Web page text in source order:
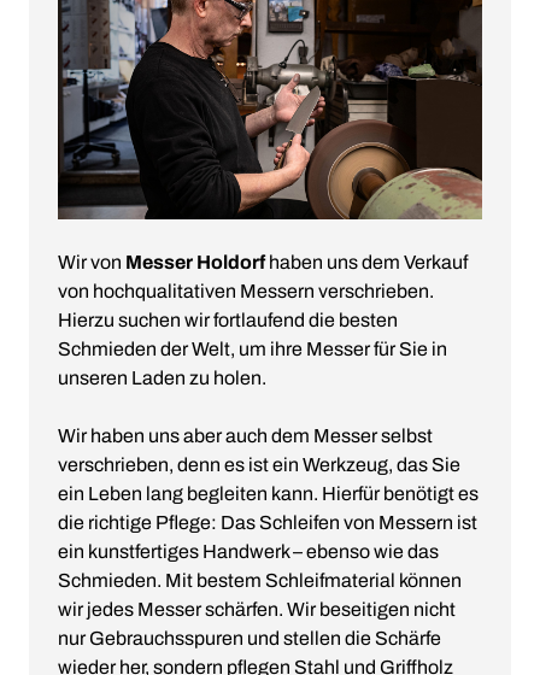
Wir von Messer Holdorfhaben uns dem Verkauf
von hochqualitativen Messern verschrieben.
Hierzu suchen wir fortlaufend die besten
Schmieden der Welt, um ihre Messer für Sie in
unseren Laden zu holen.
Wir haben uns aber auch dem Messer selbst
verschrieben, denn es ist ein Werkzeug, das Sie
ein Leben lang begleiten kann. Hierfür benötigt es
die richtige Pflege: Das Schleifen von Messern ist
ein kunstfertiges Handwerk – ebenso wie das
Schmieden. Mit bestem Schleifmaterial können
wir jedes Messer schärfen. Wir beseitigen nicht
nur Gebrauchsspuren und stellen die Schärfe
wieder her, sondern pflegen Stahl und Griffholz